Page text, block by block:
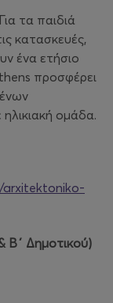
τα παιδιά
κατασκευές,
ένα ετήσιο
προσφέρει
ομάδα.
arxitektoniko-
Β΄ Δημοτικού)